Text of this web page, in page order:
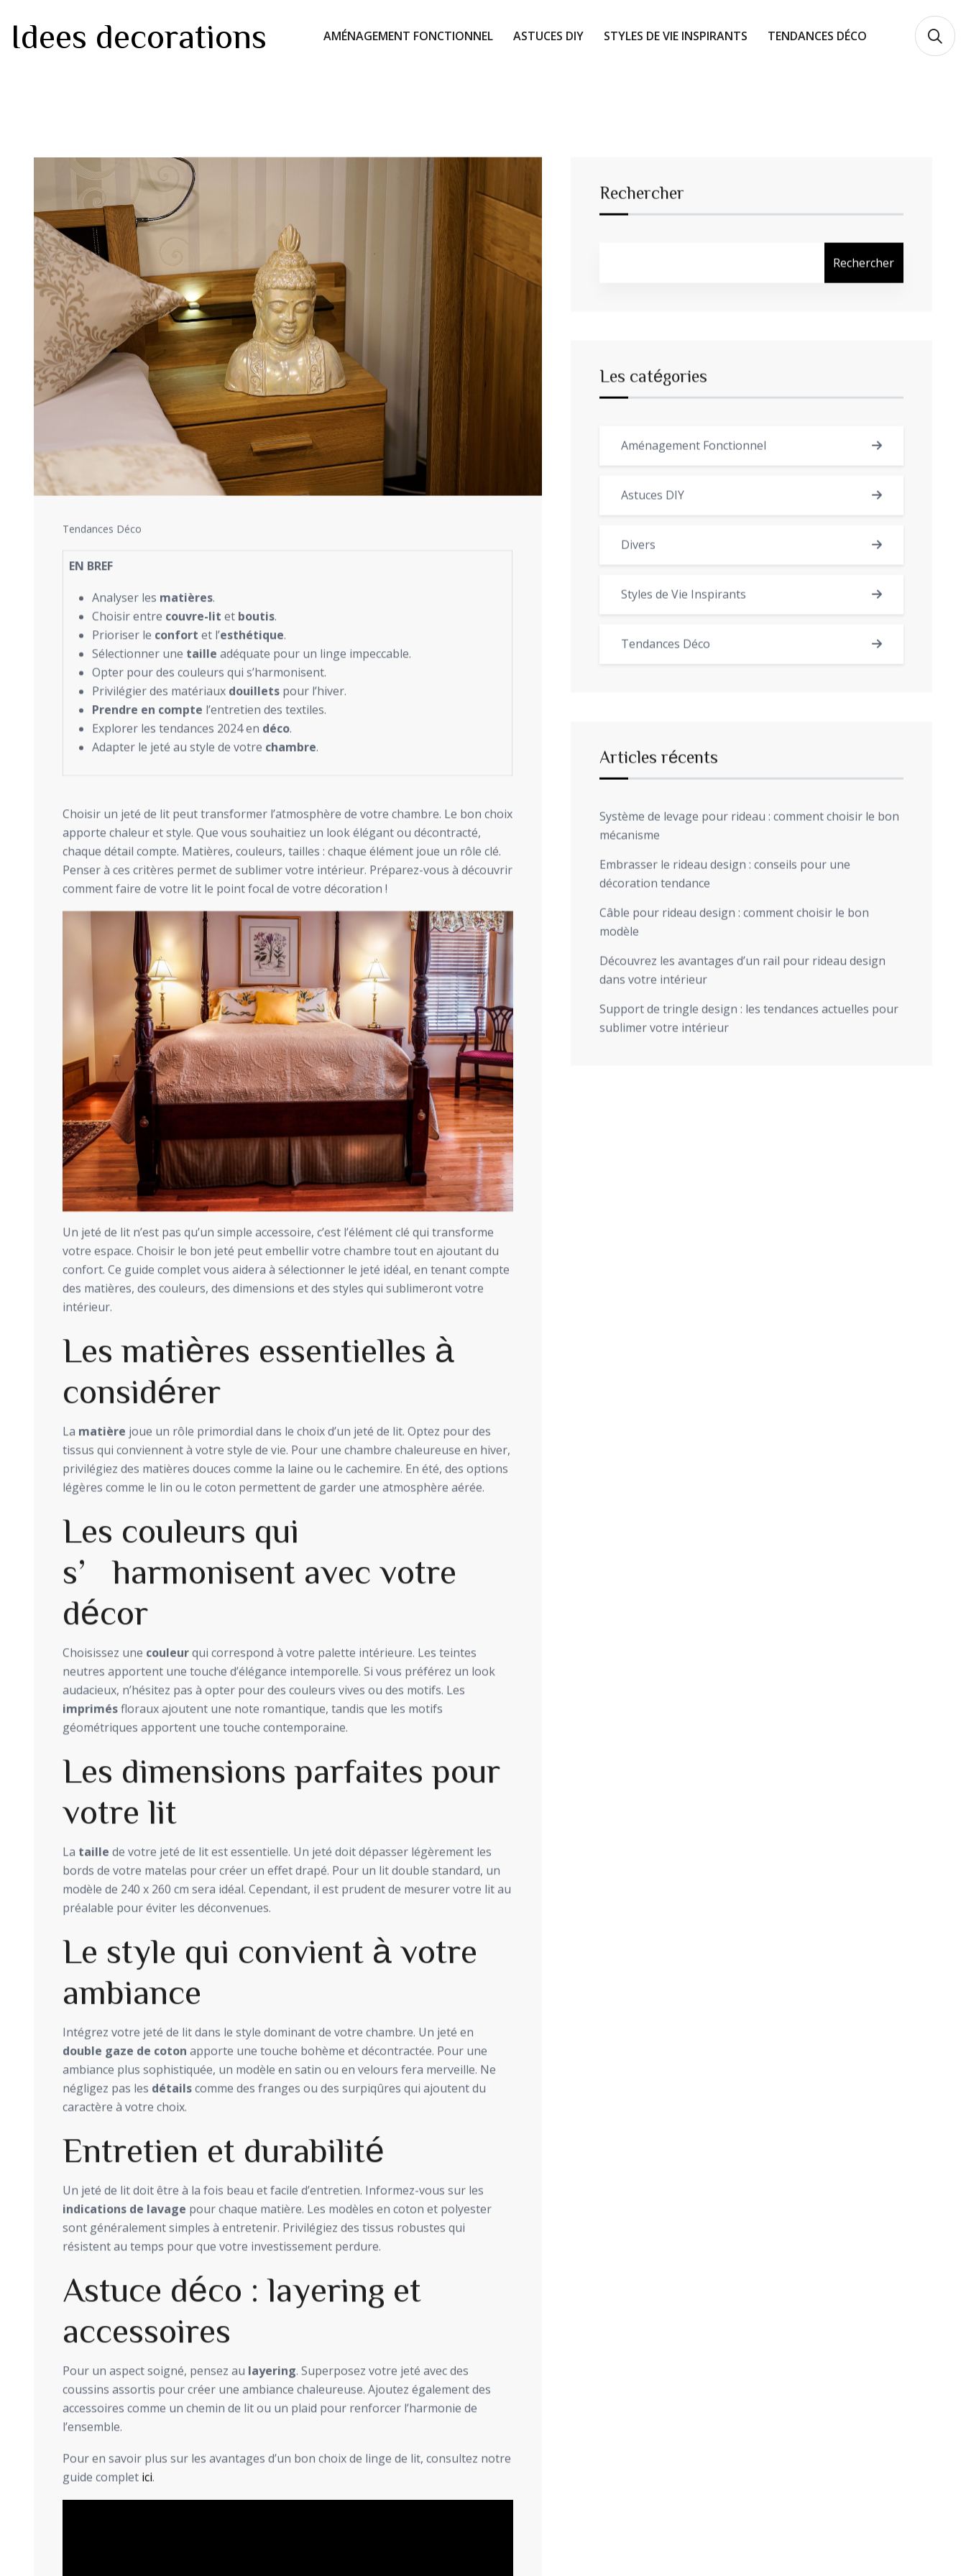
Idees decorations AMÉNAGEMENT FONCTIONNEL ASTUCES DIY STYLES DE VIE INSPIRANTS TENDANCES DÉCO
Tendances Déco
EN BREF
Analyser les matières.
Choisir entre couvre-lit et boutis.
Prioriser le confort et l’esthétique.
Sélectionner une taille adéquate pour un linge impeccable.
Opter pour des couleurs qui s’harmonisent.
Privilégier des matériaux douillets pour l’hiver.
Prendre en compte l’entretien des textiles.
Explorer les tendances 2024 en déco.
Adapter le jeté au style de votre chambre.
Choisir un jeté de lit peut transformer l’atmosphère de votre chambre. Le bon choix
apporte chaleur et style. Que vous souhaitiez un look élégant ou décontracté,
chaque détail compte. Matières, couleurs, tailles : chaque élément joue un rôle clé.
Penser à ces critères permet de sublimer votre intérieur. Préparez-vous à découvrir
comment faire de votre lit le point focal de votre décoration !
Un jeté de lit n’est pas qu’un simple accessoire, c’est l’élément clé qui transforme
votre espace. Choisir le bon jeté peut embellir votre chambre tout en ajoutant du
confort. Ce guide complet vous aidera à sélectionner le jeté idéal, en tenant compte
des matières, des couleurs, des dimensions et des styles qui sublimeront votre
intérieur.
Les matières essentielles à
considérer
La matière joue un rôle primordial dans le choix d’un jeté de lit. Optez pour des
tissus qui conviennent à votre style de vie. Pour une chambre chaleureuse en hiver,
privilégiez des matières douces comme la laine ou le cachemire. En été, des options
légères comme le lin ou le coton permettent de garder une atmosphère aérée.
Les couleurs qui
s’harmonisent avec votre
décor
Choisissez une couleurqui correspond à votre palette intérieure. Les teintes
neutres apportent une touche d’élégance intemporelle. Si vous préférez un look
audacieux, n’hésitez pas à opter pour des couleurs vives ou des motifs. Les
imprimésfloraux ajoutent une note romantique, tandis que les motifs
géométriques apportent une touche contemporaine.
Les dimensions parfaites pour
votre lit
La taille de votre jeté de lit est essentielle. Un jeté doit dépasser légèrement les
bords de votre matelas pour créer un effet drapé. Pour un lit double standard, un
modèle de 240 x 260 cm sera idéal. Cependant, il est prudent de mesurer votre lit au
préalable pour éviter les déconvenues.
Le style qui convient à votre
ambiance
Intégrez votre jeté de lit dans le style dominant de votre chambre. Un jeté en
double gaze de coton apporte une touche bohème et décontractée. Pour une
ambiance plus sophistiquée, un modèle en satin ou en velours fera merveille. Ne
négligez pas les détailscomme des franges ou des surpiqûres qui ajoutent du
caractère à votre choix.
Entretien et durabilité
Un jeté de lit doit être à la fois beau et facile d’entretien. Informez-vous sur les
indications de lavage pour chaque matière. Les modèles en coton et polyester
sont généralement simples à entretenir. Privilégiez des tissus robustes qui
résistent au temps pour que votre investissement perdure.
Astuce déco : layering et
accessoires
Pour un aspect soigné, pensez au layering. Superposez votre jeté avec des
coussins assortis pour créer une ambiance chaleureuse. Ajoutez également des
accessoires comme un chemin de lit ou un plaid pour renforcer l’harmonie de
l’ensemble.
Pour en savoir plus sur les avantages d’un bon choix de linge de lit, consultez notre
guide complet ici.
Rechercher
Rechercher
Les catégories
Aménagement Fonctionnel
Astuces DIY
Divers
Styles de Vie Inspirants
Tendances Déco
Articles récents
Système de levage pour rideau : comment choisir le bon
mécanisme
Embrasser le rideau design : conseils pour une
décoration tendance
Câble pour rideau design : comment choisir le bon
modèle
Découvrez les avantages d’un rail pour rideau design
dans votre intérieur
Support de tringle design : les tendances actuelles pour
sublimer votre intérieur